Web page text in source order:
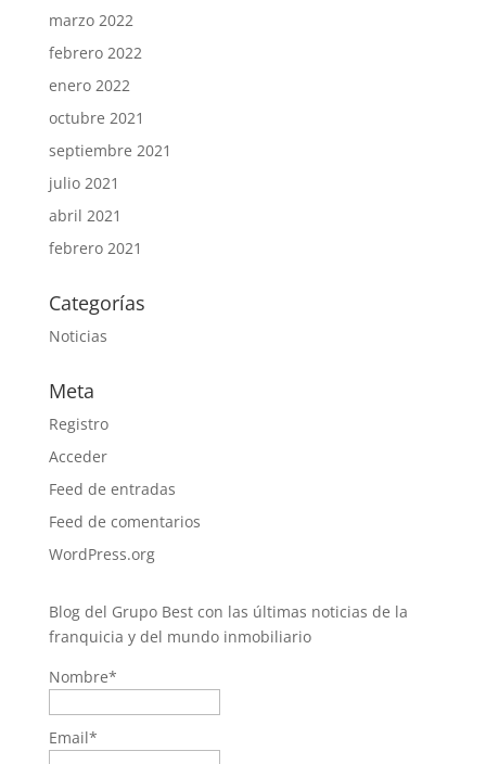
marzo 2022
febrero 2022
enero 2022
octubre 2021
septiembre 2021
julio 2021
abril 2021
febrero 2021
Categorías
Noticias
Meta
Registro
Acceder
Feed de entradas
Feed de comentarios
WordPress.org
Blog del Grupo Best con las últimas noticias de la
franquicia y del mundo inmobiliario
Nombre*
Email*